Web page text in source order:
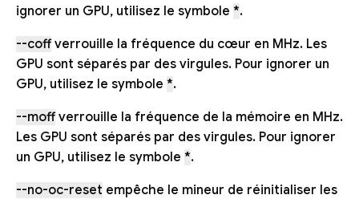
ignorer un GPU, utilisez le symbole *.
--coffverrouille la fréquence du cœur en MHz. Les
GPU sont séparés par des virgules. Pour ignorer un
GPU, utilisez le symbole *.
--moffverrouille la fréquence de la mémoire en MHz.
Les GPU sont séparés par des virgules. Pour ignorer
un GPU, utilisez le symbole *.
--no-oc-reset empêche le mineur de réinitialiser les